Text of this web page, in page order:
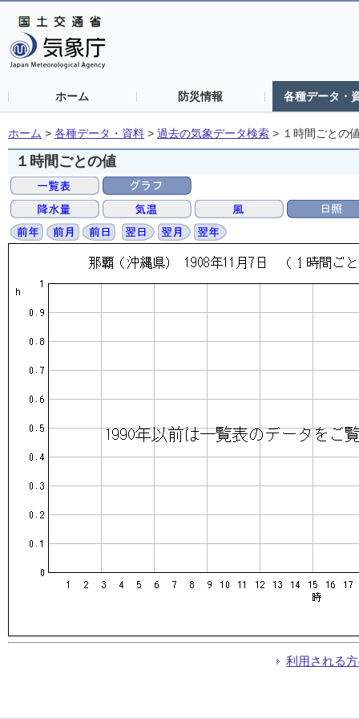
ホーム 防災情報 各種データ・
ホーム > 各種データ・資料 > 過去の気象データ検索 > １時間ごとの
１時間ごとの値
利用される